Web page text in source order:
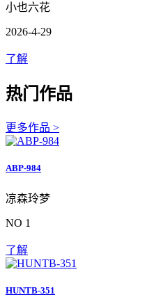
小也六花
2026-4-29
了解
热门作品
更多作品 >
ABP-984
凉森玲梦
NO 1
了解
HUNTB-351